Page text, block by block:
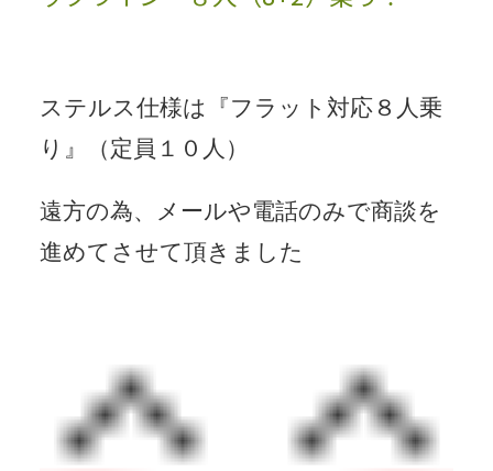
ステルス仕様は『フラット対応８人乗
り』（定員１０人）
遠方の為、メールや電話のみで商談を
進めてさせて頂きました